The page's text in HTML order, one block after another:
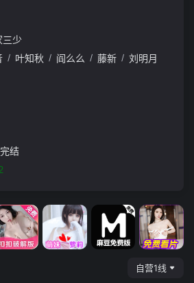
过自己的人格与努力，赢得他人认可。
战。同时不惜献出生命，守护自己的伙
世界的局势变化难测，更多的阴谋在酝
他却揭开。
三少
/ 叶知秋 / 阎么么 / 藤新 / 刘明月
结
自营1线